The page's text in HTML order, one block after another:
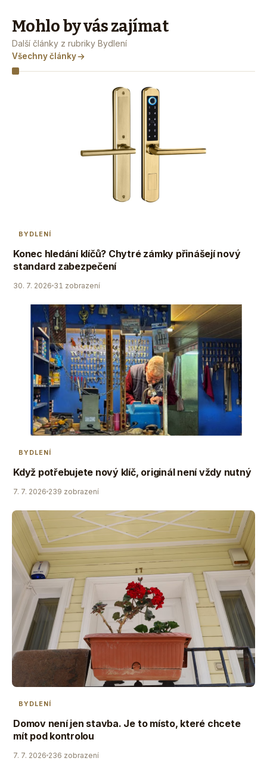
Mohlo by vás zajímat
Další články z rubriky Bydlení
Všechny články
BYDLENÍ
Konec hledání klíčů? Chytré zámky přinášejí nový
standard zabezpečení
30. 7. 2026 31 zobrazení
BYDLENÍ
Když potřebujete nový klíč, originál není vždy nutný
7. 7. 2026 239 zobrazení
BYDLENÍ
Domov není jen stavba. Je to místo, které chcete
mít pod kontrolou
7. 7. 2026 236 zobrazení